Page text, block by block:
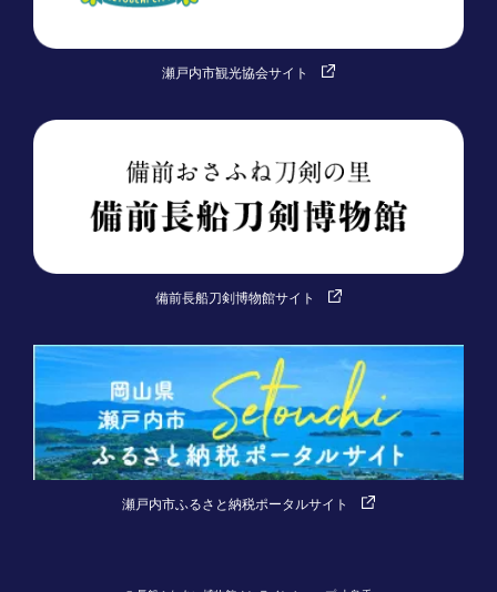
瀬戸内市観光協会サイト
備前長船刀剣博物館サイト
瀬戸内市ふるさと納税ポータルサイト